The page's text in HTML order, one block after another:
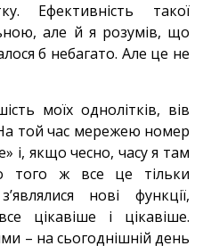
Ефективність такої
але й я розумів, що
б небагато. Але це не
моїх однолітків, вів
той час мережею номер
і, якщо чесно, часу я там
того ж все це тільки
нові функції,
цікавіше і цікавіше.
– на сьогоднішній день